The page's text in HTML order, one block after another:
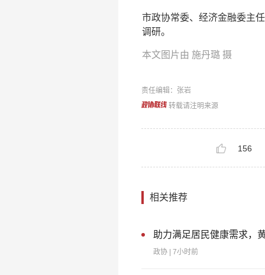
市政协常委、经济金融委主
调研。
本文图片由 施丹璐 摄
责任编辑：张岩
转载请注明来源
156
相关推荐
助力满足居民健康需求，
政协 | 7小时前